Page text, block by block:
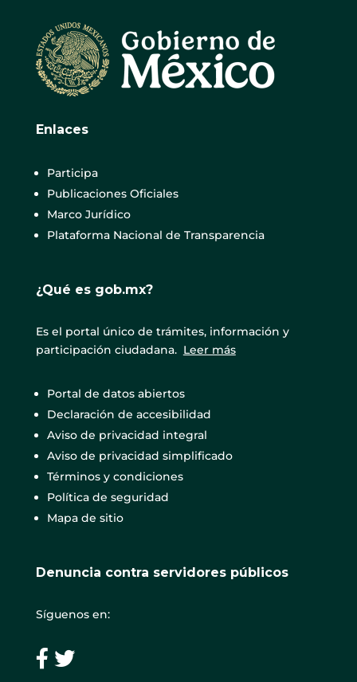
Enlaces
Participa
Publicaciones Oficiales
Marco Jurídico
Plataforma Nacional de Transparencia
¿Qué es gob.mx?
Es el portal único de trámites, información y
participación ciudadana. Leer más
Portal de datos abiertos
Declaración de accesibilidad
Aviso de privacidad integral
Aviso de privacidad simplificado
Términos y condiciones
Política de seguridad
Mapa de sitio
Denuncia contra servidores públicos
Síguenos en: